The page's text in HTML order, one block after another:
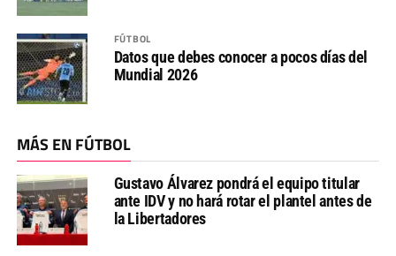
FÚTBOL
Datos que debes conocer a pocos días del
Mundial 2026
MÁS EN FÚTBOL
Gustavo Álvarez pondrá el equipo titular
ante IDV y no hará rotar el plantel antes de
la Libertadores